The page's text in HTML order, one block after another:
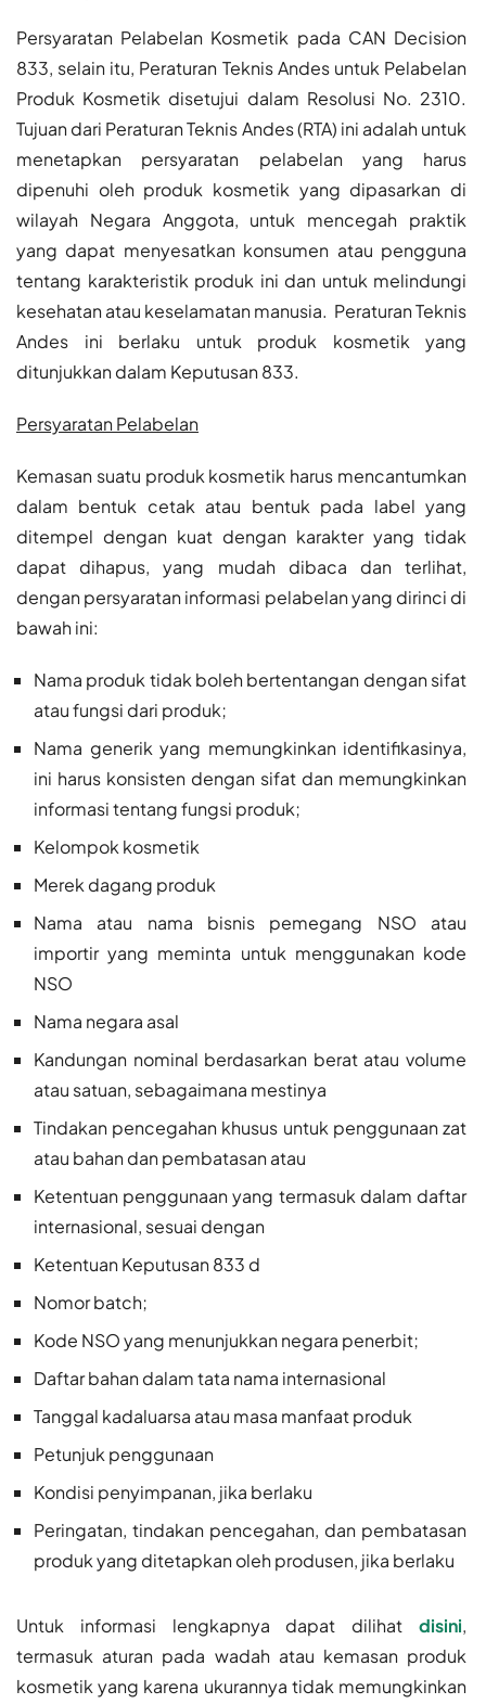
Persyaratan Pelabelan Kosmetik pada CAN Decision
833, selain itu, Peraturan Teknis Andes untuk Pelabelan
Produk Kosmetik disetujui dalam Resolusi No. 2310.
Tujuan dari Peraturan Teknis Andes (RTA) ini adalah untuk
menetapkan persyaratan pelabelan yang harus
dipenuhi oleh produk kosmetik yang dipasarkan di
wilayah Negara Anggota, untuk mencegah praktik
yang dapat menyesatkan konsumen atau pengguna
tentang karakteristik produk ini dan untuk melindungi
kesehatan atau keselamatan manusia. Peraturan Teknis
Andes ini berlaku untuk produk kosmetik yang
ditunjukkan dalam Keputusan 833.
Persyaratan Pelabelan
Kemasan suatu produk kosmetik harus mencantumkan
dalam bentuk cetak atau bentuk pada label yang
ditempel dengan kuat dengan karakter yang tidak
dapat dihapus, yang mudah dibaca dan terlihat,
dengan persyaratan informasi pelabelan yang dirinci di
bawah ini:
Nama produk tidak boleh bertentangan dengan sifat
atau fungsi dari produk;
Nama generik yang memungkinkan identifikasinya,
ini harus konsisten dengan sifat dan memungkinkan
informasi tentang fungsi produk;
Kelompok kosmetik
Merek dagang produk
Nama atau nama bisnis pemegang NSO atau
importir yang meminta untuk menggunakan kode
NSO
Nama negara asal
Kandungan nominal berdasarkan berat atau volume
atau satuan, sebagaimana mestinya
Tindakan pencegahan khusus untuk penggunaan zat
atau bahan dan pembatasan atau
Ketentuan penggunaan yang termasuk dalam daftar
internasional, sesuai dengan
Ketentuan Keputusan 833 d
Nomor batch;
Kode NSO yang menunjukkan negara penerbit;
Daftar bahan dalam tata nama internasional
Tanggal kadaluarsa atau masa manfaat produk
Petunjuk penggunaan
Kondisi penyimpanan, jika berlaku
Peringatan, tindakan pencegahan, dan pembatasan
produk yang ditetapkan oleh produsen, jika berlaku
Untuk informasi lengkapnya dapat dilihat disini,
termasuk aturan pada wadah atau kemasan produk
kosmetik yang karena ukurannya tidak memungkinkan